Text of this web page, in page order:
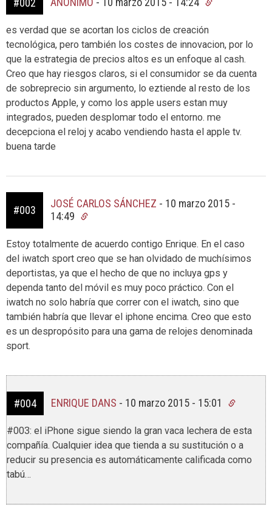
es verdad que se acortan los ciclos de creación
tecnológica, pero también los costes de innovacion, por lo
que la estrategia de precios altos es un enfoque al cash.
Creo que hay riesgos claros, si el consumidor se da cuenta
de sobreprecio sin argumento, lo eztiende al resto de los
productos Apple, y como los apple users estan muy
integrados, pueden desplomar todo el entorno. me
decepciona el reloj y acabo vendiendo hasta el apple tv.
buena tarde
#003
JOSÉ CARLOS SÁNCHEZ - 10 marzo 2015 -
14:49
Estoy totalmente de acuerdo contigo Enrique. En el caso
del iwatch sport creo que se han olvidado de muchísimos
deportistas, ya que el hecho de que no incluya gps y
dependa tanto del móvil es muy poco práctico. Con el
iwatch no solo habría que correr con el iwatch, sino que
también habría que llevar el iphone encima. Creo que esto
es un despropósito para una gama de relojes denominada
sport.
#004 ENRIQUE DANS - 10 marzo 2015 - 15:01
#003: el iPhone sigue siendo la gran vaca lechera de esta
compañía. Cualquier idea que tienda a su sustitución o a
reducir su presencia es automáticamente calificada como
tabú…